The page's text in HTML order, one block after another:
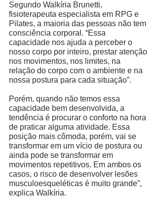
Segundo Walkíria Brunetti,
fisioterapeuta especialista em RPG e
Pilates, a maioria das pessoas não tem
consciência corporal. “Essa
capacidade nos ajuda a perceber o
nosso corpo por inteiro, prestar atenção
nos movimentos, nos limites, na
relação do corpo com o ambiente e na
nossa postura para cada situação”.
Porém, quando não temos essa
capacidade bem desenvolvida, a
tendência é procurar o conforto na hora
de praticar alguma atividade. Essa
posição mais cômoda, porém, vai se
transformar em um vício de postura ou
ainda pode se transformar em
movimentos repetitivos. Em ambos os
casos, o risco de desenvolver lesões
musculoesqueléticas é muito grande”,
explica Walkíria.